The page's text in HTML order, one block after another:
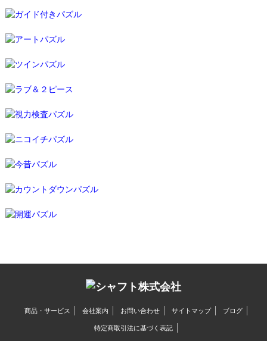
商品・サービス 会社案内 お問い合わせ サイトマップ ブログ
特定商取引法に基づく表記